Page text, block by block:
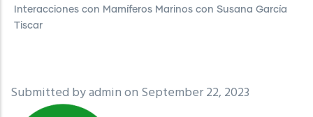
Interacciones con Mamíferos Marinos con Susana García
Tiscar
Submitted byadminon September 22, 2023